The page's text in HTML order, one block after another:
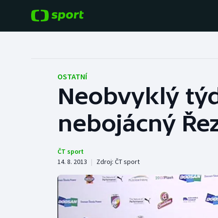
Hokej
Tenis
Cyklistika
Baseball a softbal
Basketbal
Boby a skeleton
Box
OSTATNÍ
Neobvyklý
nebojácný
ČT sport
14. 8. 2013 | Zdroj: ČT sport